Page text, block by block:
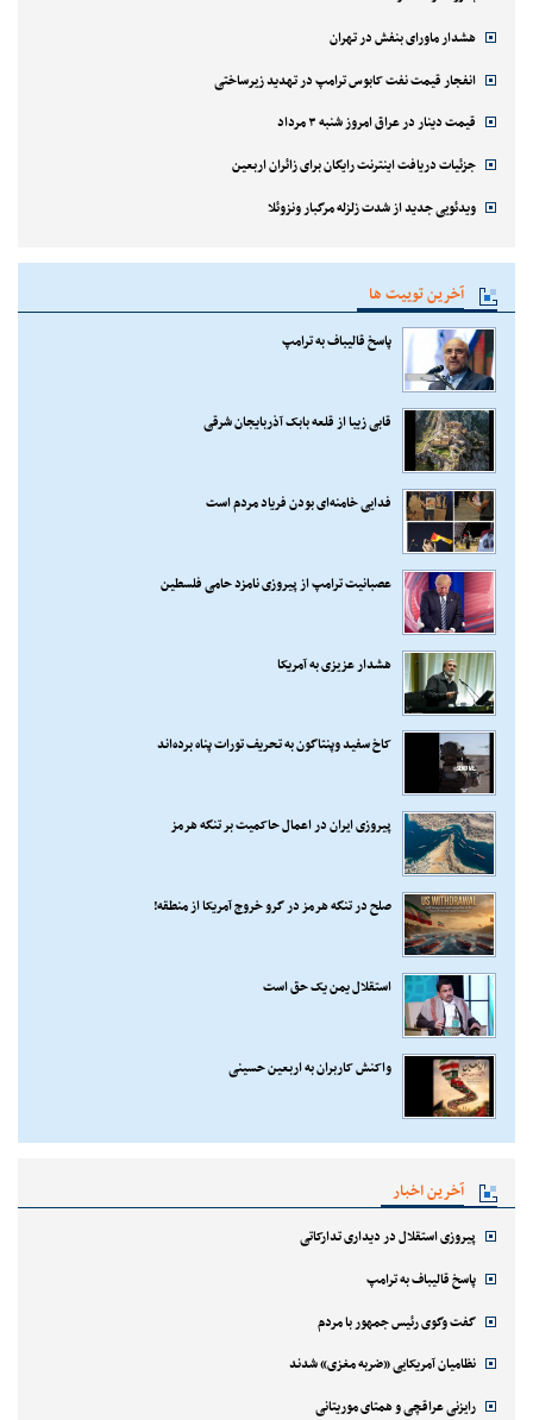
هشدار ماورای بنفش در تهران
انفجار قیمت نفت کابوس ترامپ در تهدید زیرساختی
قیمت دینار در عراق امروز شنبه ۳ مرداد
جزئیات دریافت اینترنت رایگان برای زائران اربعین
ویدئویی جدید از شدت زلزله مرگبار ونزوئلا
آخرین توییت ها
پاسخ قالیباف به ترامپ
قابی زیبا از قلعه بابک آذربایجان شرقی
فدایی خامنه‌ای بودن فریاد مردم است
عصبانیت ترامپ از پیروزی نامزد حامی فلسطین
هشدار عزیزی به آمریکا
کاخ سفید وپنتاگون به تحریف تورات پناه برده‌اند
پیروزی ایران در اعمال حاکمیت بر تنگه هرمز
صلح در تنگه هرمز در گرو خروج آمریکا از منطقه!
استقلال یمن یک حق است
واکنش کاربران به اربعین حسینی
آخرین اخبار
پیروزی استقلال در دیداری تدارکاتی
پاسخ قالیباف به ترامپ
گفت وگوی رئیس جمهور با مردم
نظامیان آمریکایی «ضربه مغزی» شدند
رایزنی عراقچی و همتای موریتانی